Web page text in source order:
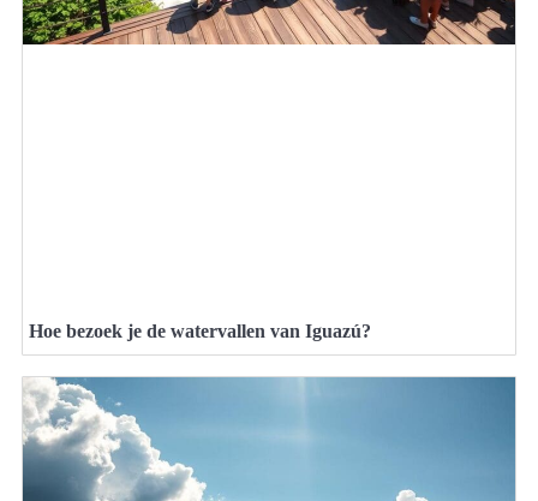
Hoe bezoek je de watervallen van Iguazú?